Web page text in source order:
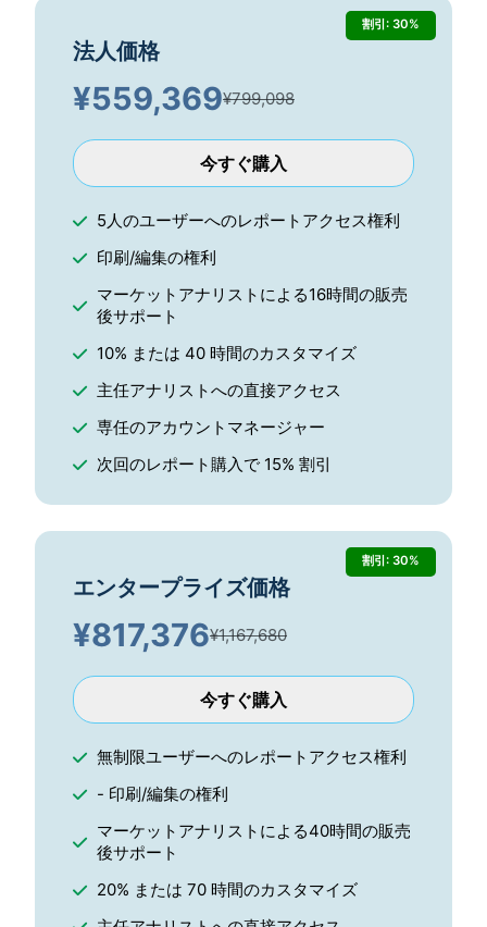
割引: 30%
法人価格
¥559,369¥799,098
今すぐ購入
5人のユーザーへのレポートアクセス権利
印刷/編集の権利
マーケットアナリストによる16時間の販売
後サポート
10% または 40 時間のカスタマイズ
主任アナリストへの直接アクセス
専任のアカウントマネージャー
次回のレポート購入で 15% 割引
割引: 30%
エンタープライズ価格
¥817,376¥1,167,680
今すぐ購入
無制限ユーザーへのレポートアクセス権利
- 印刷/編集の権利
マーケットアナリストによる40時間の販売
後サポート
20% または 70 時間のカスタマイズ